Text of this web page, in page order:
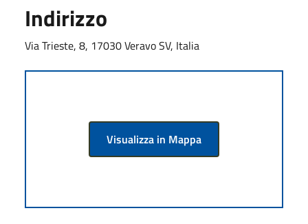
Indirizzo
Via Trieste, 8, 17030 Veravo SV, Italia
Visualizza in Mappa